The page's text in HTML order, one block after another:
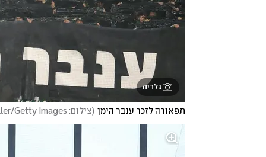
גלריה
תפאורה לזכר ענבר הימן (צילום: Cathrin Mueller/Getty Images